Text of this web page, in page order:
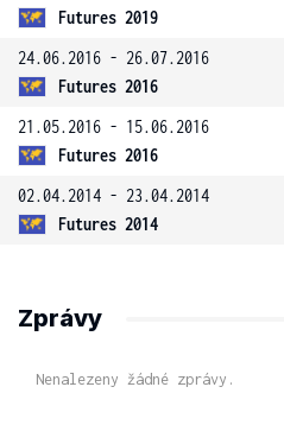
Futures 2019
24.06.2016 - 26.07.2016
Futures 2016
21.05.2016 - 15.06.2016
Futures 2016
02.04.2014 - 23.04.2014
Futures 2014
Zprávy
Nenalezeny žádné zprávy.